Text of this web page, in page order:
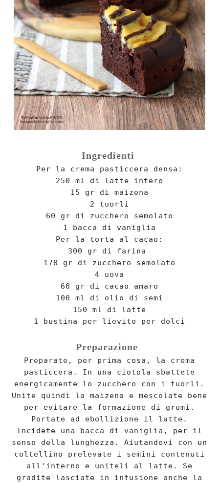
Ingredienti
Per la crema pasticcera densa:
250 ml di latte intero
15 gr di maizena
2 tuorli
60 gr di zucchero semolato
1 bacca di vaniglia
Per la torta al cacao:
300 gr di farina
170 gr di zucchero semolato
4 uova
60 gr di cacao amaro
100 ml di olio di semi
150 ml di latte
1 bustina per lievito per dolci
Preparazione
Preparate, per prima cosa, la crema
pasticcera. In una ciotola sbattete
energicamente lo zucchero con i tuorli.
Unite quindi la maizena e mescolate bene
per evitare la formazione di grumi.
Portate ad ebollizione il latte.
Incidete una bacca di vaniglia, per il
senso della lunghezza. Aiutandovi con un
coltellino prelevate i semini contenuti
all'interno e uniteli al latte. Se
gradite lasciate in infusione anche la